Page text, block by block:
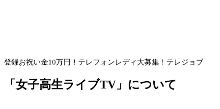
登録お祝い金10万円！ テレフォンレディ大募集！テレジョブ
「女子高生ライブTV」について